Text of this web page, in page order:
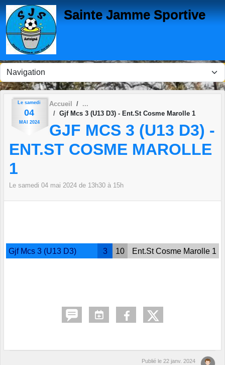
Sainte Jamme Sportive
Le samedi
04
MAI 2024
Accueil
Gjf Mcs 3 (U13 D3) - Ent.St Cosme Marolle 1
GJF MCS 3 (U13 D3) -
ENT.ST COSME MAROLLE
1
Le samedi 04 mai 2024 de 13h30 à 15h
Gjf Mcs 3 (U13 D3) 3 10 Ent.St Cosme Marolle 1
Publié le 22 janv. 2024
Panneau de gestion des cookies